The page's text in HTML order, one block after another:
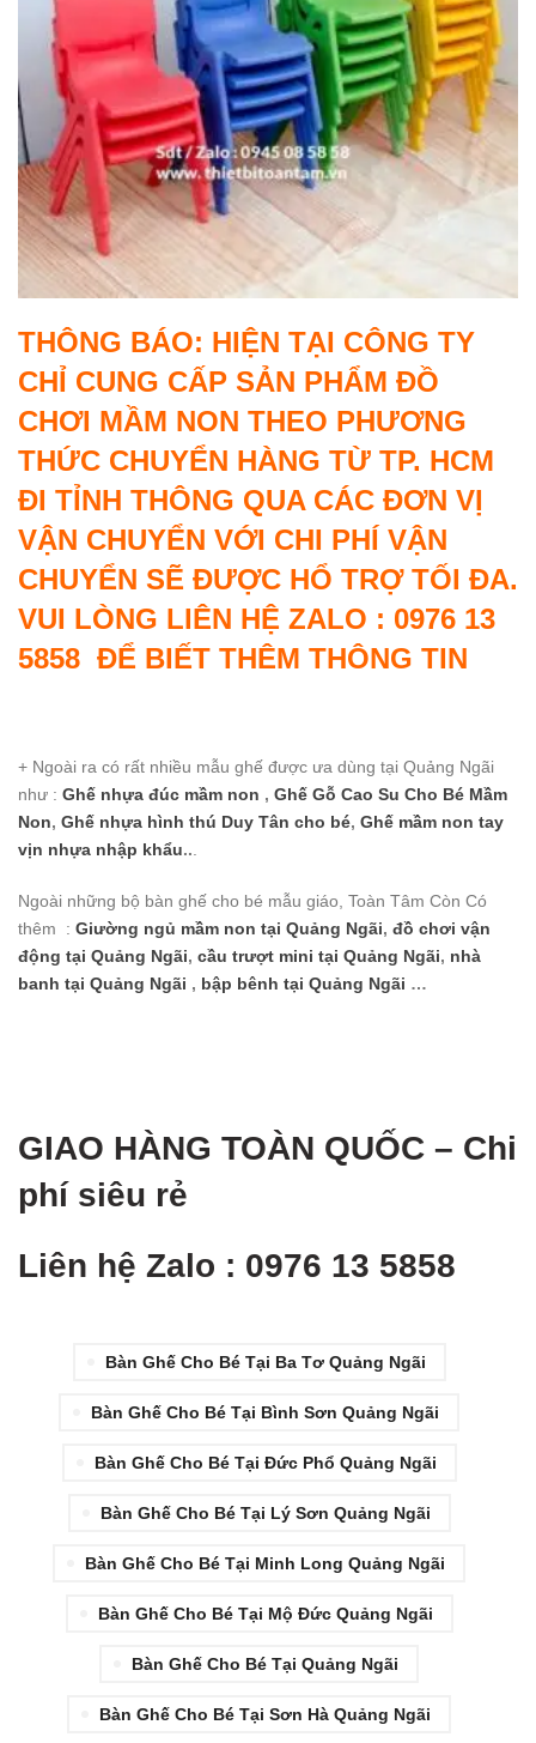
THÔNG BÁO: HIỆN TẠI CÔNG TY
CHỈ CUNG CẤP SẢN PHẨM ĐỒ
CHƠI MẦM NON THEO PHƯƠNG
THỨC CHUYỂN HÀNG TỪ TP. HCM
ĐI TỈNH THÔNG QUA CÁC ĐƠN VỊ
VẬN CHUYỂN VỚI CHI PHÍ VẬN
CHUYỂN SẼ ĐƯỢC HỔ TRỢ TỐI ĐA.
VUI LÒNG LIÊN HỆ ZALO : 0976 13
5858 ĐỂ BIẾT THÊM THÔNG TIN
+ Ngoài ra có rất nhiều mẫu ghế được ưa dùng tại Quảng Ngãi
như : Ghế nhựa đúc mầm non , Ghế Gỗ Cao Su Cho Bé Mầm
Non, Ghế nhựa hình thú Duy Tân cho bé, Ghế mầm non tay
vịn nhựa nhập khẩu..
Ngoài những bộ bàn ghế cho bé mẫu giáo, Toàn Tâm Còn Có
thêm : Giường ngủ mầm non tại Quảng Ngãi, đồ chơi vận
động tại Quảng Ngãi, cầu trượt mini tại Quảng Ngãi, nhà
banh tại Quảng Ngãi , bập bênh tại Quảng Ngãi …
GIAO HÀNG TOÀN QUỐC – Chi
phí siêu rẻ
Liên hệ Zalo : 0976 13 5858
Bàn Ghế Cho Bé Tại Ba Tơ Quảng Ngãi
Bàn Ghế Cho Bé Tại Bình Sơn Quảng Ngãi
Bàn Ghế Cho Bé Tại Đức Phổ Quảng Ngãi
Bàn Ghế Cho Bé Tại Lý Sơn Quảng Ngãi
Bàn Ghế Cho Bé Tại Minh Long Quảng Ngãi
Bàn Ghế Cho Bé Tại Mộ Đức Quảng Ngãi
Bàn Ghế Cho Bé Tại Quảng Ngãi
Bàn Ghế Cho Bé Tại Sơn Hà Quảng Ngãi